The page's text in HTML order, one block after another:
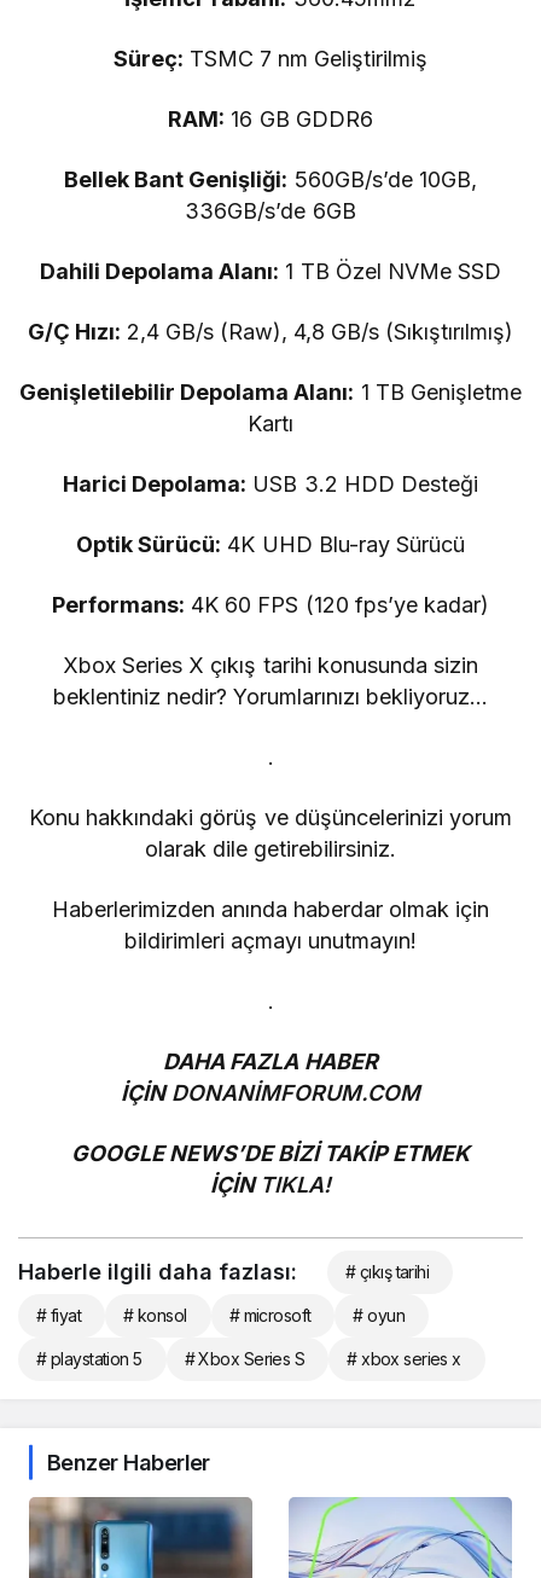
Süreç: TSMC 7 nm Geliştirilmiş
RAM: 16 GB GDDR6
Bellek Bant Genişliği: 560GB/s’de 10GB,
336GB/s’de 6GB
Dahili Depolama Alanı: 1 TB Özel NVMe SSD
G/Ç Hızı: 2,4 GB/s (Raw), 4,8 GB/s (Sıkıştırılmış)
Genişletilebilir Depolama Alanı: 1 TB Genişletme
Kartı
Harici Depolama: USB 3.2 HDD Desteği
Optik Sürücü: 4K UHD Blu-ray Sürücü
Performans: 4K 60 FPS (120 fps’ye kadar)
Xbox Series X çıkış tarihi konusunda sizin
beklentiniz nedir? Yorumlarınızı bekliyoruz…
.
Konu hakkındaki görüş ve düşüncelerinizi yorum
olarak dile getirebilirsiniz.
Haberlerimizden anında haberdar olmak için
bildirimleri açmayı unutmayın!
.
DAHA FAZLA HABER
İÇİNDONANİMFORUM.COM
GOOGLE NEWS’DE BİZİ TAKİP ETMEK
İÇİN TIKLA!
Haberle ilgili daha fazlası: # çıkış tarihi
# fiyat # konsol # microsoft # oyun
# playstation 5 # Xbox Series S # xbox series x
Benzer Haberler